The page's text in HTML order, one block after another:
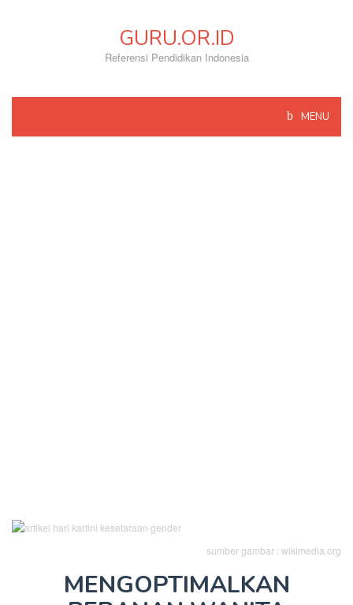
GURU.OR.ID
Referensi Pendidikan Indonesia
MENU
sumber gambar : wikimedia.org
MENGOPTIMALKAN